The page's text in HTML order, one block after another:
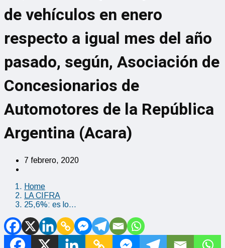
de vehículos en enero
respecto a igual mes del año
pasado, según, Asociación de
Concesionarios de
Automotores de la República
Argentina (Acara)
7 febrero, 2020
Home
LA CIFRA
25,6%: es lo…